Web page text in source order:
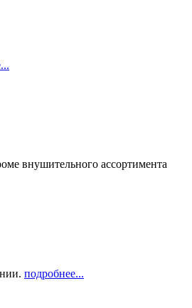
внушительного ассортимента
подробнее...